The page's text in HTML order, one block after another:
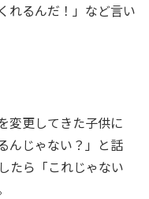
れるんだ！」など言い
変更してきた子供に
んじゃない？」と話
たら「これじゃない